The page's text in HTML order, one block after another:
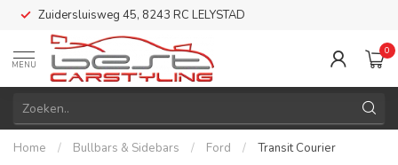
Zuidersluisweg 45, 8243 RC LELYSTAD
MENU
0
Home / Bullbars & Sidebars / Ford / Transit Courier